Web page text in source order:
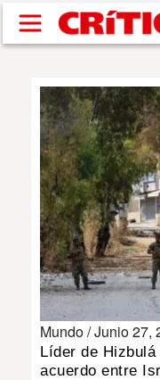
Pasar al contenido
SUCESOS
NACIONAL
POLÍTICA
SHOW
DEPORTES
Mundo /Junio 27,
Líder de
acuerdo entre